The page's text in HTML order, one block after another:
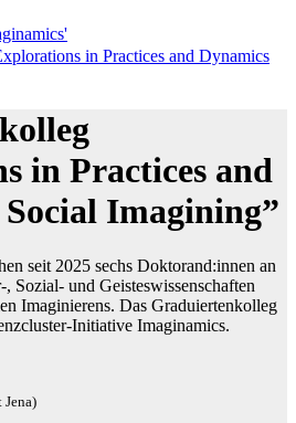
in Practices and Dynamics
in Practices and
Imagining”
seit 2025 sechs Doktorand:innen an
Sozial- und Geisteswissenschaften
Imaginierens. Das Graduiertenkolleg
Initiative Imaginamics.